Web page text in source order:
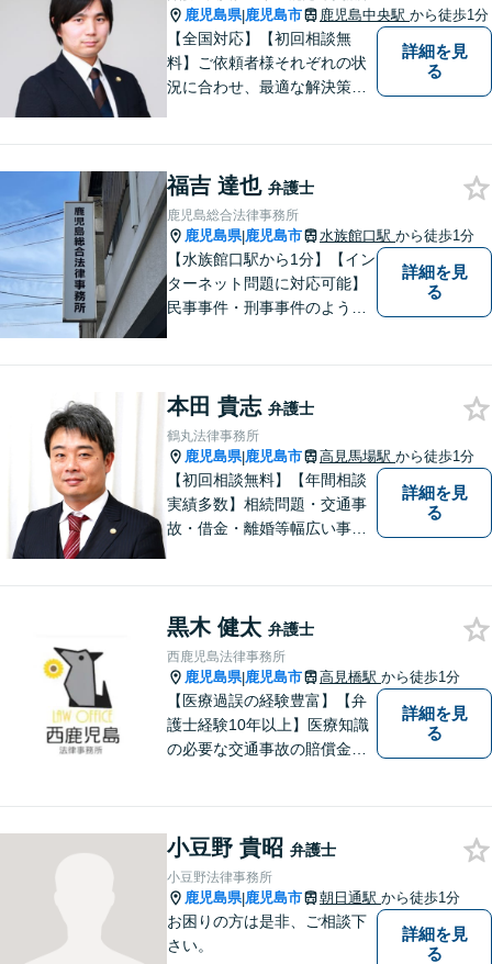
鹿児島県|鹿児島市 鹿児島中央駅 から徒歩1分
【全国対応】【初回相談無
料】ご依頼者様それぞれの状
況に合わせ、最適な解決策を
き合い、解決までしっかりサ
ポートします。【電話・WEB
相談も対応可能】
詳細を見
る
福吉 達也 弁護士
鹿児島総合法律事務所
鹿児島県|鹿児島市 水族館口駅 から徒歩1分
【水族館口駅から1分】【イン
ターネット問題に対応可能】
民事事件・刑事事件のような
合わせも受け付けておりま
す。お気軽にご相談くださ
い。
詳細を見
る
本田 貴志 弁護士
鶴丸法律事務所
鹿児島県|鹿児島市 高見馬場駅 から徒歩1分
【初回相談無料】【年間相談
実績多数】相続問題・交通事
故・借金・離婚等幅広い事件
す。困ったらすぐにご相談く
ださい。
詳細を見
る
黒木 健太 弁護士
西鹿児島法律事務所
鹿児島県|鹿児島市 高見橋駅 から徒歩1分
【医療過誤の経験豊富】【弁
護士経験10年以上】医療知識
の必要な交通事故の賠償金請
さい。依頼者様との信頼関係
を大切に解決へ向けて尽力い
たします。【休日・夜間対応
可】
詳細を見
る
小豆野 貴昭 弁護士
小豆野法律事務所
鹿児島県|鹿児島市 朝日通駅 から徒歩1分
お困りの方は是非、ご相談下
さい。
詳細を見
る